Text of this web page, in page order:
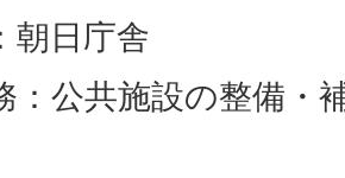
朝日庁舎
：公共施設の整備・